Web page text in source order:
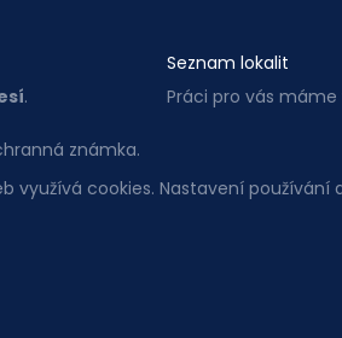
.
Seznam lokalit
Práci pro vás máme
známka.
využívá cookies. Nastavení